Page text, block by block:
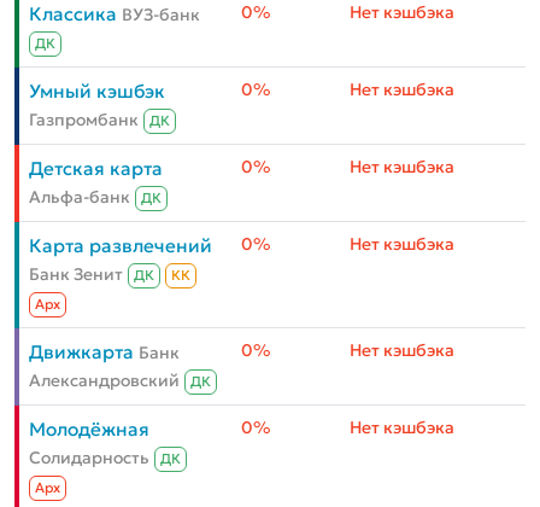
Классика ВУЗ-банк
ДК
0% Нет кэшбэка
Умный кэшбэк
Газпромбанк ДК
0% Нет кэшбэка
Детская карта
Альфа-банк ДК
0% Нет кэшбэка
Карта развлечений
Банк Зенит ДК
КК
Aрх
0% Нет кэшбэка
Движкарта Банк
Александровский
ДК
0% Нет кэшбэка
Молодёжная
Солидарность
ДК
Aрх
0% Нет кэшбэка